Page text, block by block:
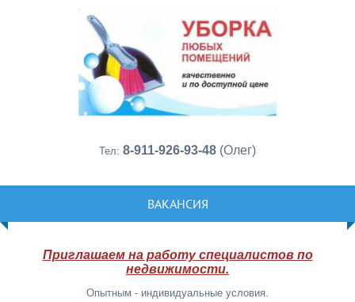
Тел: 8-911-926-93-48 (Олег)
ВАКАНСИЯ
Приглашаем на работу специалистов по
недвижимости.
Опытным - индивидуальные условия.